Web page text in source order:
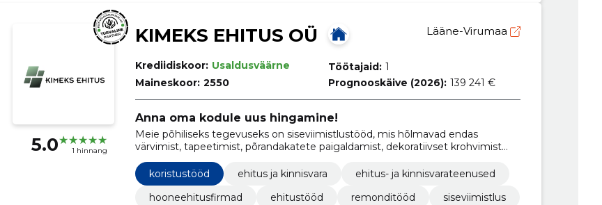
5.0 1 hinnang
KIMEKS EHITUS OÜ Lääne-Virumaa
Krediidiskoor: Usaldusväärne
Maineskoor: 2550
Töötajaid: 1
Prognooskäive (2026): 139 241 €
Anna oma kodule uus hingamine!
Meie põhiliseks tegevuseks on siseviimistlustööd, mis hõlmavad endas
värvimist, tapeetimist, põrandakatete paigaldamist, dekoratiivset krohvimist
ning palju muud.
koristustööd
ehitus ja kinnisvara
ehitus- ja kinnisvarateenused
hooneehitusfirmad
ehitustööd remonditööd
siseviimistlus